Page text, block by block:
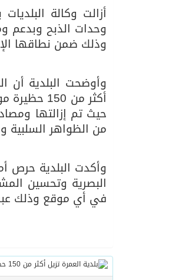
06/08/2026
أزالت وكالة
وحدات الذبح وبدعم
وذلك ضمن نطاقها
وأوضحت البلدية أن
أكثر من
من الظواهر السلبية
وأكدت البلدية حرص
البصرية وتحسين
في أي موقع وذلك عبر مركز